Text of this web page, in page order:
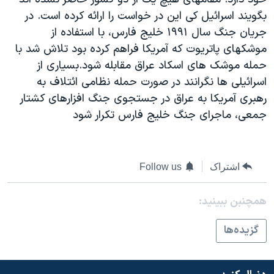
فرهنگ و زندگی
حقوق شهروندی
اقتصادی
علم و فناوری
اسرائیل در جنگ
گالری عکس
مستندها
انتخابات ریاست جمهوری آمریکا ۲۰۲۴
حمله جمهوری اسلامی به اسرائیل
رمز مهسا
ورزش زنان در ایران
اعتراضات زن، زندگی، آزادی
تریبونال مردمی آبان ۹۸
چهل سال گروگان‌گیری
قانون شفافیت دارائی کادر رهبری ایران
دنبال کنید
زبانهای مختلف
بگويند اسرائيل کی اين در خواست را ارائه کرده است. در
جريان جنگ سال ۱۹۹۱ خليج فارس، با استفاده از
موشکهای پاتريوت که آمريکا فراهم کرده بود تلاش شد با
حمله موشک های اسکاد عراق مقابله شود.بسياری از
اسرائيلی ها نگرانند در صورت حمله نظامی ائتلاف به
رهبری آمريکا به عراق در جستجوی جنگ افزارهای کشتار
جمعی، ماجرای جنگ خليج فارس تکرار شود
اشتراک Follow us
همچنبن ببینید:
گزيده‌ها